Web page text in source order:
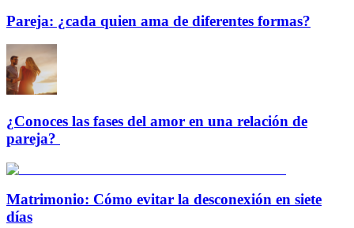
Pareja: ¿cada quien ama de diferentes formas?
¿Conoces las fases del amor en una relación de
pareja?
Matrimonio: Cómo evitar la desconexión en siete
días